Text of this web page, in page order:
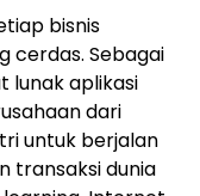
bisnis
cerdas. Sebagai
lunak aplikasi
dari
untuk berjalan
transaksi dunia